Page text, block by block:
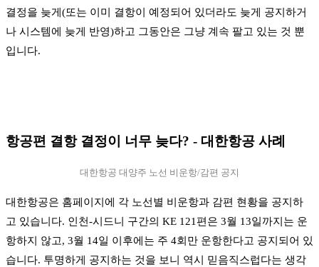
결정을 늦게(또는 이미 결항이 예정되어 있더라도 늦게 공지하거
나 시스템에 늦게 반영)하고 그동안은 그냥 계속 팔고 있는 것 뿐
입니다.
항공편 결항 결정이 너무 늦다? - 대한항공 사례
대한항공 대양주 노선 비운항/감편 공지
대한항공은 홈페이지에 각 노선별 비운항과 감편 현황을 공지하
고 있습니다. 인천-시드니 구간의 KE 121편은 3월 13일까지는 운
항하지 않고, 3월 14일 이후에는 주 4회만 운항한다고 공지되어 있
습니다. 투명하게 공지하는 것을 보니 역시 믿음직스럽다는 생각